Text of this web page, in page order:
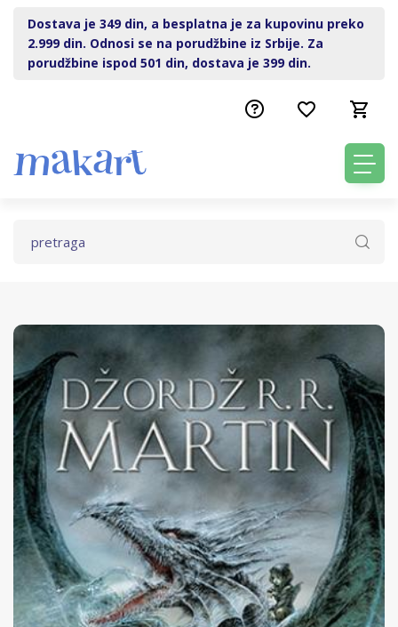
Dostava je 349 din, a besplatna je za kupovinu preko
2.999 din. Odnosi se na porudžbine iz Srbije. Za
porudžbine ispod 501 din, dostava je 399 din.